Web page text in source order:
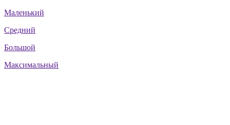
Маленький
Средний
Большой
Максимальный